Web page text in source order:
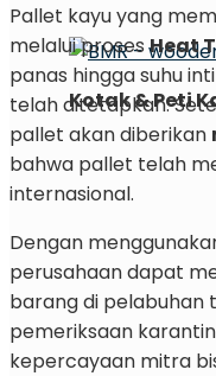
Kotak & Peti
Pallet kayu yang
melalui prosesHeat
panas hingga suhu
telah ditetapkan.
pallet akan diberikan
bahwa pallet telah
internasional.
Dengan
perusahaan dapat
barang di pelabuhan
pemeriksaan
kepercayaan mitra